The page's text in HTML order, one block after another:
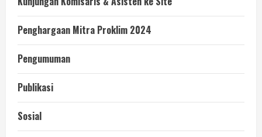
Penghargaan Mitra Proklim 2024
Pengumuman
Publikasi
Sosial